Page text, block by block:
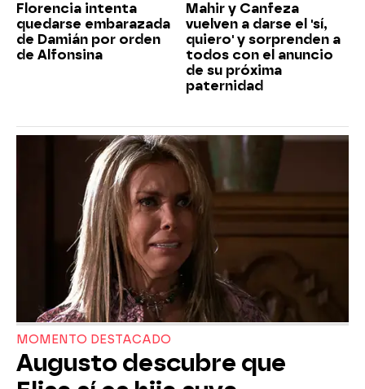
Florencia intenta
quedarse embarazada
de Damián por orden
de Alfonsina
Mahir y Canfeza
vuelven a darse el 'sí,
quiero' y sorprenden a
todos con el anuncio
de su próxima
paternidad
MOMENTO DESTACADO
Augusto descubre que